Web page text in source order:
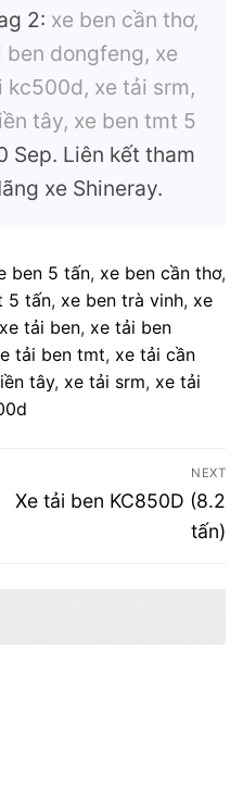
2: xe ben cần thơ,
ben dongfeng, xe
kc500d, xe tải srm,
tây, xe ben tmt 5
Sep. Liên kết tham
xe Shineray.
ben 5 tấn, xe ben cần thơ,
5 tấn, xe ben trà vinh, xe
xe tải ben, xe tải ben
tải ben tmt, xe tải cần
tây, xe tải srm, xe tải
NEXT
Next
Xe tải ben KC850D (8.2
tấn)